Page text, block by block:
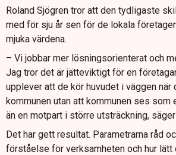
Roland Sjögren tror att den tydligaste
med för sju år sen för de lokala
mjuka värdena.
– Vi jobbar mer lösningsorienterat och
Jag tror det är jätteviktigt för en
upplever att de kör huvudet i väggen när
kommunen utan att kommunen ses som
än en motpart i större utsträckning, säger
Det har gett resultat. Parametrarna råd
förståelse för verksamheten och hur lätt